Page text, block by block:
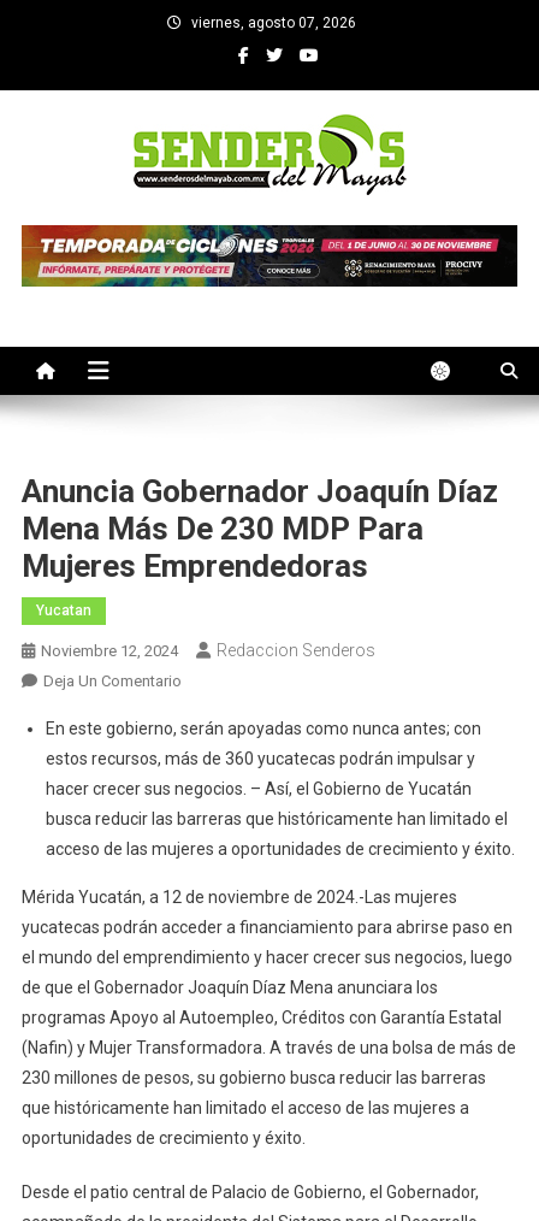
viernes, agosto 07, 2026
SENDEROS DEL MAYAB
Anuncia Gobernador Joaquín Díaz
Mena Más De 230 MDP Para
Mujeres Emprendedoras
Yucatan
Noviembre 12, 2024 Redaccion Senderos
Deja Un ComentarioEn
Gobernador
Joaquín
Díaz
Mena
Más
230
MDP
Para
Mujeres
Emprendedoras
En este gobierno, serán apoyadas como nunca antes; con
estos recursos, más de 360 yucatecas podrán impulsar y
hacer crecer sus negocios. – Así, el Gobierno de Yucatán
busca reducir las barreras que históricamente han limitado el
acceso de las mujeres a oportunidades de crecimiento y éxito.
Mérida Yucatán, a 12 de noviembre de 2024.-Las mujeres
yucatecas podrán acceder a financiamiento para abrirse paso en
el mundo del emprendimiento y hacer crecer sus negocios, luego
de que el Gobernador Joaquín Díaz Mena anunciara los
programas Apoyo al Autoempleo, Créditos con Garantía Estatal
(Nafin) y Mujer Transformadora. A través de una bolsa de más de
230 millones de pesos, su gobierno busca reducir las barreras
que históricamente han limitado el acceso de las mujeres a
oportunidades de crecimiento y éxito.
Desde el patio central de Palacio de Gobierno, el Gobernador,